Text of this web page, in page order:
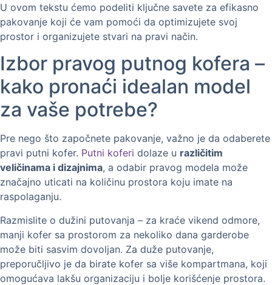
U ovom tekstu ćemo podeliti ključne savete za efikasno
pakovanje koji će vam pomoći da optimizujete svoj
prostor i organizujete stvari na pravi način.
Izbor pravog putnog kofera –
kako pronaći idealan model
za vaše potrebe?
Pre nego što započnete pakovanje, važno je da odaberete
pravi putni kofer. Putni koferi dolaze u različitim
veličinama i dizajnima, a odabir pravog modela može
značajno uticati na količinu prostora koju imate na
raspolaganju.
Razmislite o dužini putovanja – za kraće vikend odmore,
manji kofer sa prostorom za nekoliko dana garderobe
može biti sasvim dovoljan. Za duže putovanje,
preporučljivo je da birate kofer sa više kompartmana, koji
omogućava lakšu organizaciju i bolje korišćenje prostora.